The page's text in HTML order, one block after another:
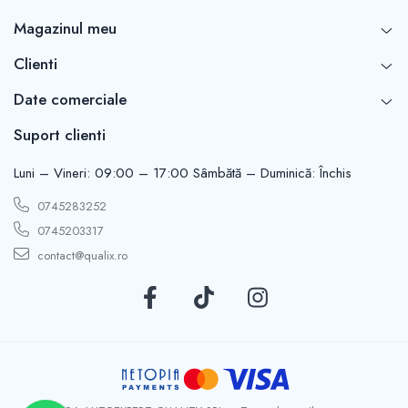
Magazinul meu
Clienti
Date comerciale
Suport clienti
Luni – Vineri: 09:00 – 17:00 Sâmbătă – Duminică: Închis
0745283252
0745203317
contact@qualix.ro